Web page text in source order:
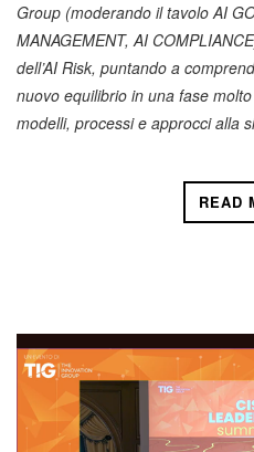
Group (moderando il tavolo AI
MANAGEMENT, AI
dell’AI Risk, puntando a
nuovo equilibrio in una fase
modelli, processi e approcci alla
READ